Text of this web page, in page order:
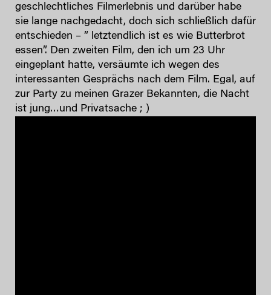
geschlechtliches Filmerlebnis und darüber habe
sie lange nachgedacht, doch sich schließlich dafür
entschieden – ” letztendlich ist es wie Butterbrot
essen”. Den zweiten Film, den ich um 23 Uhr
eingeplant hatte, versäumte ich wegen des
interessanten Gesprächs nach dem Film. Egal, auf
zur Party zu meinen Grazer Bekannten, die Nacht
ist jung…und Privatsache ; )